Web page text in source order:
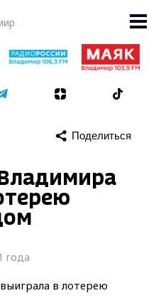
Поделиться
года